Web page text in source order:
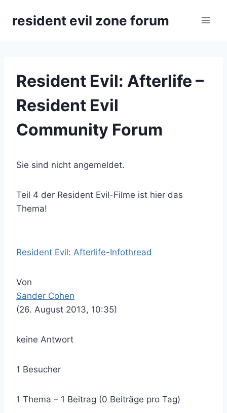
Inhaltresident evil zone forum
Resident Evil: Afterlife –
Resident Evil
Community Forum
Sie sind nicht angemeldet.
Teil 4 der Resident Evil-Filme ist hier das
Thema!
Resident Evil: Afterlife-Infothread
Von
Sander Cohen
(26. August 2013, 10:35)
keine Antwort
1 Besucher
1 Thema – 1 Beitrag (0 Beiträge pro Tag)